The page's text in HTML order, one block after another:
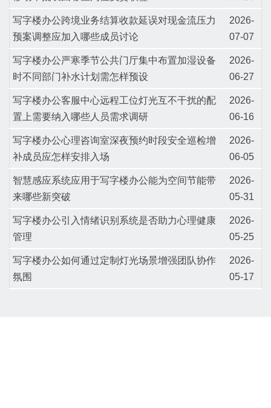
写字楼办公跨境业务结算收款延误对现金流压力
预案调整应加入哪些成员讨论
2026-
07-07
写字楼办公严寒季节公共门厅集中布置加湿设备
时不同部门补水计划需怎样预设
2026-
06-27
写字楼办公客服中心远程工位灯光互不干扰的配
置上需要纳入哪些人员需求调研
2026-
06-16
写字楼办公心理咨询室深夜预约时段安全巡检增
补成员应怎样安排入场
2026-
06-05
智慧感应系统应用于写字楼办公能为空间节能带
来哪些新突破
2026-
05-31
写字楼办公引入情绪识别系统是否助力心理健康
管理
2026-
05-25
写字楼办公如何通过定制灯光场景增强团队协作
氛围
2026-
05-17